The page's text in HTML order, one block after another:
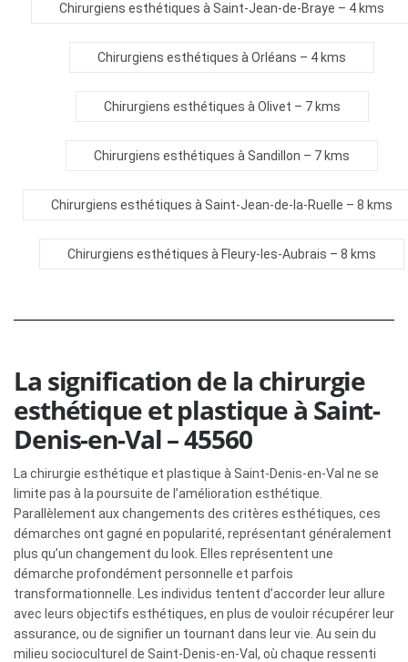
Chirurgiens esthétiques à Saint-Jean-de-Braye – 4 kms
Chirurgiens esthétiques à Orléans – 4 kms
Chirurgiens esthétiques à Olivet – 7 kms
Chirurgiens esthétiques à Sandillon – 7 kms
Chirurgiens esthétiques à Saint-Jean-de-la-Ruelle – 8 kms
Chirurgiens esthétiques à Fleury-les-Aubrais – 8 kms
La signification de la chirurgie
esthétique et plastique à Saint-
Denis-en-Val – 45560
La chirurgie esthétique et plastique à Saint-Denis-en-Val ne se
limite pas à la poursuite de l’amélioration esthétique.
Parallèlement aux changements des critères esthétiques, ces
démarches ont gagné en popularité, représentant généralement
plus qu’un changement du look. Elles représentent une
démarche profondément personnelle et parfois
transformationnelle. Les individus tentent d’accorder leur allure
avec leurs objectifs esthétiques, en plus de vouloir récupérer leur
assurance, ou de signifier un tournant dans leur vie. Au sein du
milieu socioculturel de Saint-Denis-en-Val, où chaque ressenti